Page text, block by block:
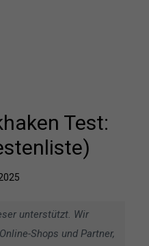
Test:
unterstützt. Wir
Shops und Partner,